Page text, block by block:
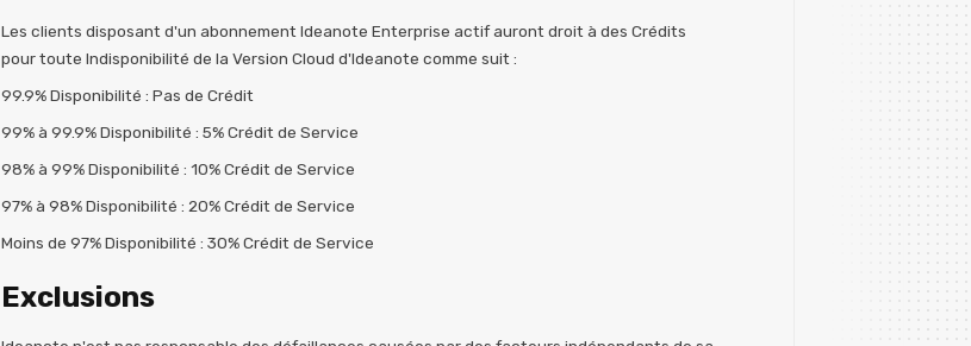
Les clients disposant d'un abonnement Ideanote Enterprise actif auront droit à des Crédits
pour toute Indisponibilité de la Version Cloud d'Ideanote comme suit :
99.9% Disponibilité : Pas de Crédit
99% à 99.9% Disponibilité : 5% Crédit de Service
98% à 99% Disponibilité : 10% Crédit de Service
97% à 98% Disponibilité : 20% Crédit de Service
Moins de 97% Disponibilité : 30% Crédit de Service
Exclusions